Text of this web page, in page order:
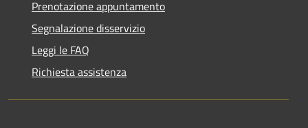
Prenotazione appuntamento
Segnalazione disservizio
Leggi le FAQ
Richiesta assistenza